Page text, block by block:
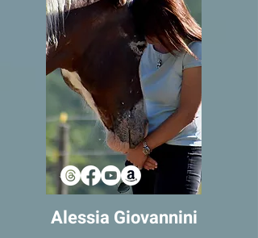
Alessia Giovannini